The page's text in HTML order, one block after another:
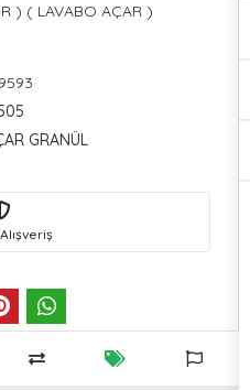
) ( LAVABO AÇAR )
GRANÜL